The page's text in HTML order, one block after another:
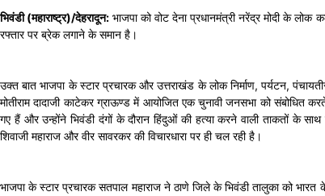
भिवंडी (महाराष्ट्र)/देहरादून: भाजपा को वोट देना प्रधानमंत्री नरेंद्र मोदी के लोक
रफ्तार पर ब्रेक लगाने के समान है।
उक्त बात भाजपा के स्टार प्रचारक और उत्तराखंड के लोक निर्माण, पर्यटन,
मोतीराम दादाजी काटेकर ग्राऊण्ड में आयोजित एक चुनावी जनसभा को संबोधित
गए हैं और उन्होंने भिवंडी दंगों के दौरान हिंदुओं की हत्या करने वाली ताकतों के
शिवाजी महाराज और वीर सावरकर की विचारधारा पर ही चल रही है।
भाजपा के स्टार प्रचारक सतपाल महाराज ने ठाणे जिले के भिवंडी तालुका को